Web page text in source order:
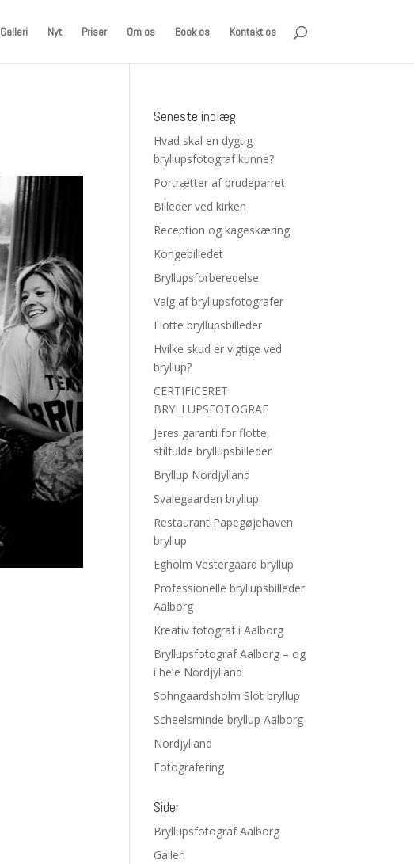
Galleri Nyt Priser Om os Book os Kontakt os
Seneste indlæg
Hvad skal en dygtig
bryllupsfotograf kunne?
Portrætter af brudeparret
Billeder ved kirken
Reception og kageskæring
Kongebilledet
Bryllupsforberedelse
Valg af bryllupsfotografer
Flotte bryllupsbilleder
Hvilke skud er vigtige ved
bryllup?
CERTIFICERET
BRYLLUPSFOTOGRAF
Jeres garanti for flotte,
stilfulde bryllupsbilleder
Bryllup Nordjylland
Svalegaarden bryllup
Restaurant Papegøjehaven
bryllup
Egholm Vestergaard bryllup
Professionelle bryllupsbilleder
Aalborg
Kreativ fotograf i Aalborg
Bryllupsfotograf Aalborg – og
i hele Nordjylland
Sohngaardsholm Slot bryllup
Scheelsminde bryllup Aalborg
Nordjylland
Fotografering
Sider
Bryllupsfotograf Aalborg
Galleri